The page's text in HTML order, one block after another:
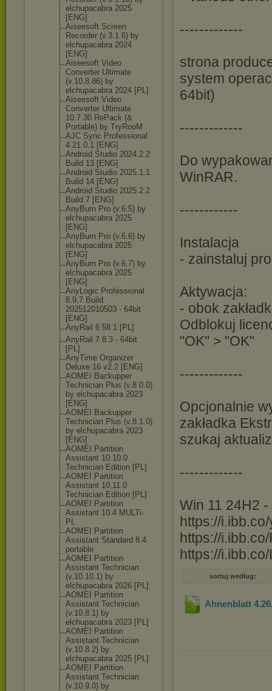
elchupacabra 2025
[ENG]
Aiseesoft Screen
Recorder (v.3.1.6) by
elchupacabra 2024
[ENG]
Aiseesoft Video
Converter Ultimate
(v.10.8.86) by
elchupacabra 2024 [PL]
Aiseesoft Video
Converter Ultimate
10.7.30 RePack (&
Portable) by TryRooM
AJC Sync Professional
4.21.0.1 [ENG]
Android Studio 2024.2.2
Build 13 [ENG]
Android Studio 2025.1.1
Build 14 [ENG]
Android Studio 2025.2.2
Build 7 [ENG]
AnyBurn Pro (v.6.5) by
elchupacabra 2025
[ENG]
AnyBurn Pro (v.6.6) by
elchupacabra 2025
[ENG]
AnyBurn Pro (v.6.7) by
elchupacabra 2025
[ENG]
AnyLogic Professional
8.9.7 Build
202512010503 - 64bit
[ENG]
AnyRail 6 58 1 [PL]
AnyRail 7.8.3 - 64bit
[PL]
AnyTime Organizer
Deluxe 16 v2.2 [ENG]
AOMEI Backupper
Technician Plus (v.8.0.0)
by elchupacabra 2023
[ENG]
AOMEI Backupper
Technician Plus (v.8.1.0)
by elchupacabra 2023
[ENG]
AOMEI Partition
Assistant 10.10.0
Technician Edition [PL]
AOMEI Partition
Assistant 10.11.0
Technician Edition [PL]
AOMEI Partition
Assistant 10.4 MULTi-
PL
AOMEI Partition
Assistant Standard 8.4
portable
AOMEI Partition
Assistant Technician
(v.10.10.1) by
elchupacabra 2026 [PL]
AOMEI Partition
Assistant Technician
(v.10.8.1) by
elchupacabra 2023 [PL]
AOMEI Partition
Assistant Technician
(v.10.8.2) by
elchupacabra 2025 [PL]
AOMEI Partition
Assistant Technician
(v.10.9.0) by
-------------
strona
system
64bit)
-------------
Do
WinRAR.
------------
Instalacja
- zainstaluj
Aktywacja:
- obok
Odblokuj
"OK" > "OK"
-------------
Opcjonalnie
zakładka
szukaj
-------------
Win 11 24H2
https://
https://
https://
sortuj według:
Ahnenblatt 4.26